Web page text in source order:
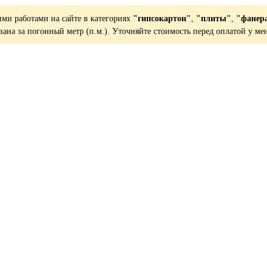
работами на сайте в категориях "гипсокартон", "плиты",
за погонный метр (п.м.). Уточняйте стоимость перед оплатой у